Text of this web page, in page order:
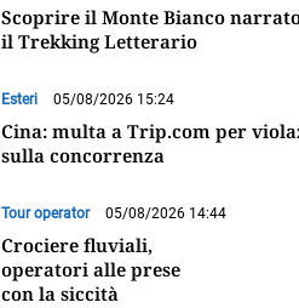
Scoprire il Monte Bianco
il Trekking Letterario
Esteri 05/08/2026 15:24
Cina: multa a Trip.com per
sulla concorrenza
Tour operator 05/08/2026 14:44
Crociere fluviali,
operatori alle prese
con la siccità